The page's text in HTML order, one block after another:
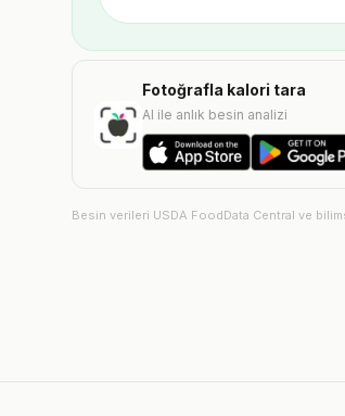
Fotoğrafla kalori tara
AI ile anlık besin analizi
Besin verileri USDA FoodData Central ve